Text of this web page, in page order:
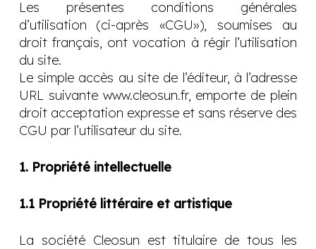
Les présentes conditions générales
d’utilisation (ci-après «CGU»), soumises au
droit français, ont vocation à régir l’utilisation
du site.
Le simple accès au site de l’éditeur, à l’adresse
URL suivante www.cleosun.fr, emporte de plein
droit acceptation expresse et sans réserve des
CGU par l’utilisateur du site.
1. Propriété intellectuelle
1.1 Propriété littéraire et artistique
La société Cleosun est titulaire de tous les